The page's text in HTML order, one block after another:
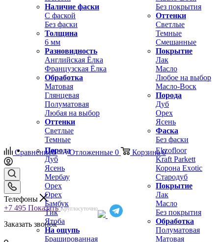
Наличие фаски
С фаской
Без фаски
Толщина
6 мм
Без покрытия
Оттенки
Светлые
Темные
Смешанные
Разновидность
Английская Ёлка
Французская Ёлка
Обработка
Матовая
Глянцевая
Полуматовая
Любая на выбор
Оттенки
Светлые
Темные
Покрытие
Лак
Масло
Любое на выбор
Масло-Воск
Порода
Дуб
Орех
Ясень
Фаска
Без фаски
Порода
Дуб
Ясень
Мербау
Орех
Орех
Бамбук
Тик
Ятоба
На ощупь
Брашированная
Ekzofloor
Kraft Parkett
Корона Exotic
Стародуб
Покрытие
Лак
Масло
Без покрытия
Обработка
Полуматовая
Матовая
Сравнение0 Отложенные 0 Корзина 0
Телефоны
+7 495 Показать Круглосуточно
Заказать звонок